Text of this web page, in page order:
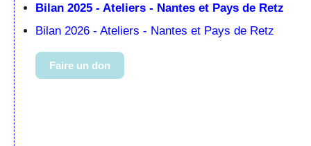
Bilan 2025 - Ateliers - Nantes et Pays de Retz
Bilan 2026 - Ateliers - Nantes et Pays de Retz
Faire un don